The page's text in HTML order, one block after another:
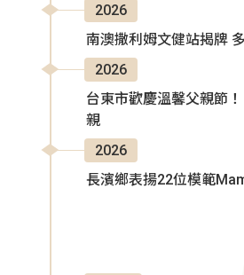
2026
南澳撒利姆文健站揭牌
2026
台東市歡慶溫馨父親節
親
2026
長濱鄉表揚22位模範